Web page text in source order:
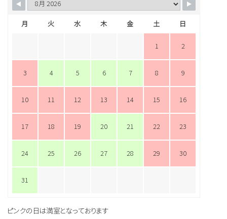
月 火 水 木 金 土 日
1 2
3 4 5 6 7 8 9
10 11 12 13 14 15 16
17 18 19 20 21 22 23
24 25 26 27 28 29 30
31
ピンクの日は満室となっております